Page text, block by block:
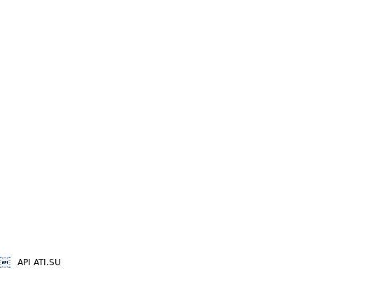
API ATI.SU